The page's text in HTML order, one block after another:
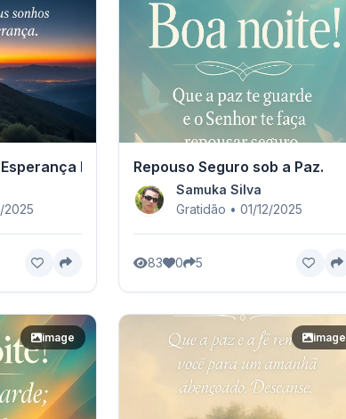
Renovada
2025
Repouso Seguro sob a Paz.
Samuka Silva
Gratidão • 01/12/2025
83 0 5
image image